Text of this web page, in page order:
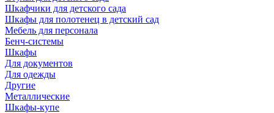
Шкафчики для детского сада
Шкафы для полотенец в детский сад
Мебель для персонала
Бенч-системы
Шкафы
Для документов
Для одежды
Другие
Металлические
Шкафы-купе